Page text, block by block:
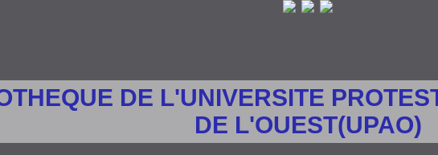
DE L'UNIVERSITE
DE L'OUEST(UPAO)